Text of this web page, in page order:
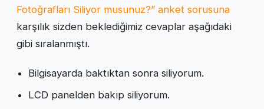
Fotoğrafları Siliyor musunuz?” anket sorusuna
karşılık sizden beklediğimiz cevaplar aşağıdaki
gibi sıralanmıştı.
Bilgisayarda baktıktan sonra siliyorum.
LCD panelden bakıp siliyorum.